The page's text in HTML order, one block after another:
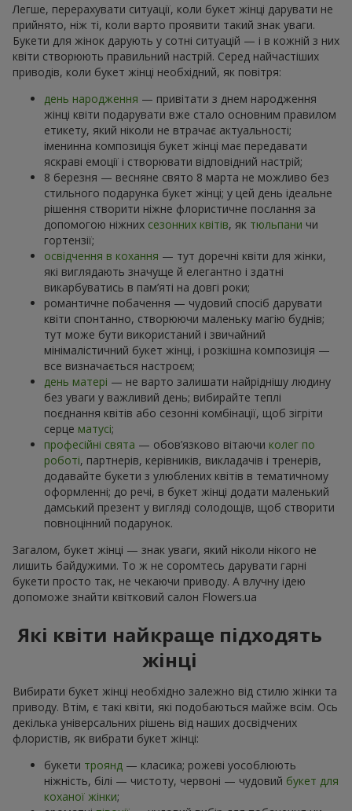
Легше, перерахувати ситуації, коли букет жінці дарувати не
прийнято, ніж ті, коли варто проявити такий знак уваги.
Букети для жінок дарують у сотні ситуацій — і в кожній з них
квіти створюють правильний настрій. Серед найчастіших
приводів, коли букет жінці необхідний, як повітря:
день народження — привітати з днем народження
жінці квіти подарувати вже стало основним правилом
етикету, який ніколи не втрачає актуальності;
іменинна композиція букет жінці має передавати
яскраві емоції і створювати відповідний настрій;
8 березня — весняне свято 8 марта не можливо без
стильного подарунка букет жінці; у цей день ідеальне
рішення створити ніжне флористичне послання за
допомогою ніжних сезонних квітів, як тюльпани чи
гортензії;
освідчення в кохання — тут доречні квіти для жінки,
які виглядають значуще й елегантно і здатні
викарбуватись в пам’яті на довгі роки;
романтичне побачення — чудовий спосіб дарувати
квіти спонтанно, створюючи маленьку магію буднів;
тут може бути використаний і звичайний
мінімалістичний букет жінці, і розкішна композиція —
все визначається настроєм;
день матері — не варто залишати найріднішу людину
без уваги у важливий день; вибирайте теплі
поєднання квітів або сезонні комбінації, щоб зігріти
серце матусі;
професійні свята — обов’язково вітаючи колег по
роботі, партнерів, керівників, викладачів і тренерів,
додавайте букети з улюблених квітів в тематичному
оформленні; до речі, в букет жінці додати маленький
дамський презент у вигляді солодощів, щоб створити
повноцінний подарунок.
Загалом, букет жінці — знак уваги, який ніколи нікого не
лишить байдужими. То ж не соромтесь дарувати гарні
букети просто так, не чекаючи приводу. А влучну ідею
допоможе знайти квітковий салон Flowers.ua
Які квіти найкраще підходять
жінці
Вибирати букет жінці необхідно залежно від стилю жінки та
приводу. Втім, є такі квіти, які подобаються майже всім. Ось
декілька універсальних рішень від наших досвідчених
флористів, як вибрати букет жінці:
букети троянд — класика; рожеві уособлюють
ніжність, білі — чистоту, червоні — чудовий букет для
коханої жінки;